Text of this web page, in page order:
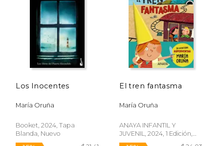
Los Inocentes
María Oruña
Booket, 2024, Tapa
Blanda, Nuevo
El tren fantasma
María Oruña
ANAYA INFANTIL Y
JUVENIL, 2024, 1 Edición,
Libro De Cartón, Nuevo